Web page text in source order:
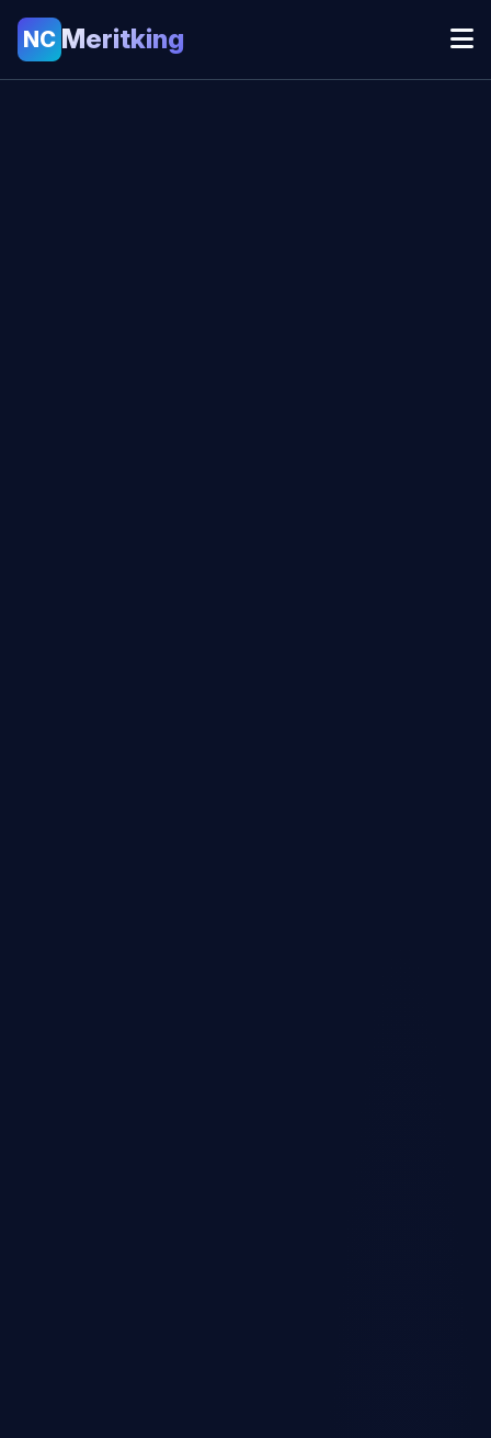
NC Meritking